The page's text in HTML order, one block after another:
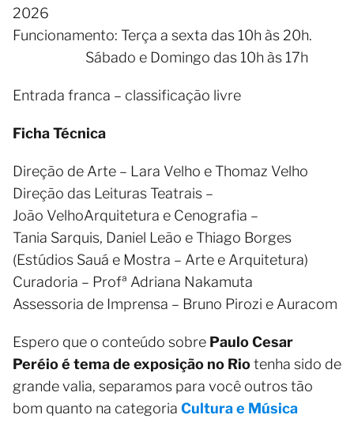
2026
Funcionamento: Terça a sexta das 10h às 20h.
Sábado e Domingo das 10h às 17h
Entrada franca – classificação livre
Ficha Técnica
Direção de Arte – Lara Velho e Thomaz Velho
Direção das Leituras Teatrais –
João VelhoArquitetura e Cenografia –
Tania Sarquis, Daniel Leão e Thiago Borges
(Estúdios Sauá e Mostra – Arte e Arquitetura)
Curadoria – Profª Adriana Nakamuta
Assessoria de Imprensa – Bruno Pirozi e Auracom
Espero que o conteúdo sobre Paulo Cesar
Peréio é tema de exposição no Riotenha sido de
grande valia, separamos para você outros tão
bom quanto na categoria Cultura e Música